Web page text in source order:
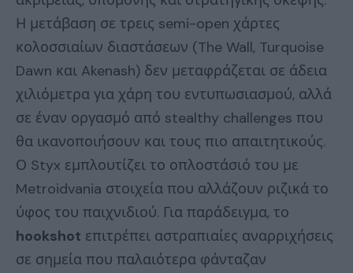
Η μετάβαση σε τρεις semi-open χάρτες
κολοσσιαίων διαστάσεων (The Wall, Turquoise
Dawn και Akenash) δεν μεταφράζεται σε άδεια
χιλιόμετρα για χάρη του εντυπωσιασμού, αλλά
σε έναν οργασμό από stealthy challenges που
θα ικανοποιήσουν και τους πιο απαιτητικούς.
Ο Styx εμπλουτίζει το οπλοστάσιό του με
Metroidvania στοιχεία που αλλάζουν ριζικά το
ύφος του παιχνιδιού. Για παράδειγμα, το
hookshot επιτρέπει αστραπιαίες αναρριχήσεις
σε σημεία που παλαιότερα φάνταζαν